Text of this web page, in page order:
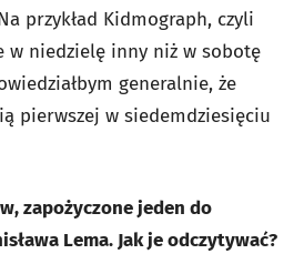
przykład Kidmograph, czyli
w niedzielę inny niż w sobotę
generalnie, że
pierwszej w siedemdziesięciu
zapożyczone jeden do
Lema. Jak je odczytywać?